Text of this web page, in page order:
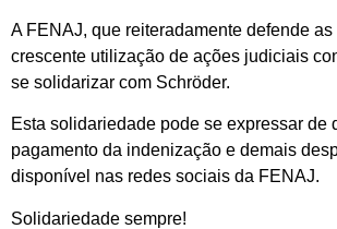
A FENAJ, que reiteradamente defende
crescente utilização de ações judiciais
se solidarizar com Schröder.
Esta solidariedade pode se expressar de
pagamento da indenização e demais
disponível nas redes sociais da FENAJ.
Solidariedade sempre!